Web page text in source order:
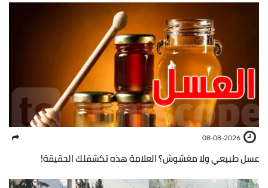
08-08-2026
عسل طبيعي ولا مغشوش؟ العلامة هذه تكشفلك الحقيقة!